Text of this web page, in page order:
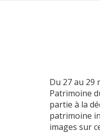
Du 27 au 29
Patrimoine
partie à la
patrimoine
images sur